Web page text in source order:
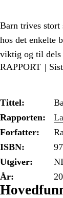
Barn trives stort
hos det enkelte
viktig og til dels
RAPPORT
Tittel:
Rapporten:
Forfatter:
ISBN:
Utgiver:
År: